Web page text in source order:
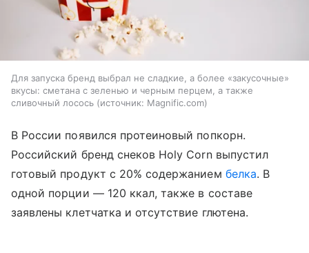
Для запуска бренд выбрал не сладкие, а более «закусочные»
вкусы: сметана с зеленью и черным перцем, а также
сливочный лосось
источник: Magnific.com
В России появился протеиновый попкорн.
Российский бренд снеков Holy Corn выпустил
готовый продукт с 20% содержанием белка. В
одной порции — 120 ккал, также в составе
заявлены клетчатка и отсутствие глютена.